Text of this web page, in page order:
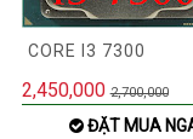
CORE I3 7300
2,450,000 2,700,000
ĐẶT MUA